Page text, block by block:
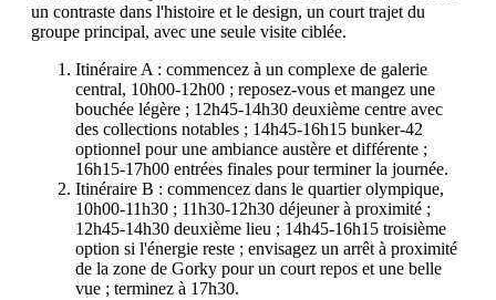
un contraste dans l'histoire et le design, un court trajet du
groupe principal, avec une seule visite ciblée.
Itinéraire A : commencez à un complexe de galerie
central, 10h00-12h00 ; reposez-vous et mangez une
bouchée légère ; 12h45-14h30 deuxième centre avec
des collections notables ; 14h45-16h15 bunker-42
optionnel pour une ambiance austère et différente ;
16h15-17h00 entrées finales pour terminer la journée.
Itinéraire B : commencez dans le quartier olympique,
10h00-11h30 ; 11h30-12h30 déjeuner à proximité ;
12h45-14h30 deuxième lieu ; 14h45-16h15 troisième
option si l'énergie reste ; envisagez un arrêt à proximité
de la zone de Gorky pour un court repos et une belle
vue ; terminez à 17h30.